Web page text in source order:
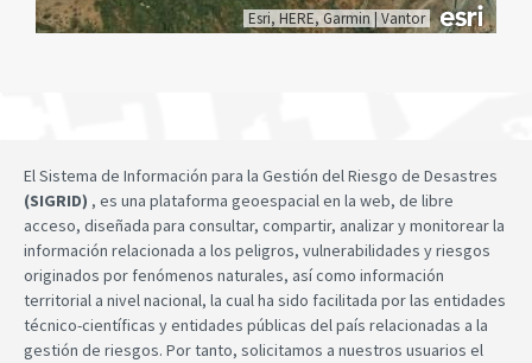
Esri, HERE, Garmin | Vantor
El Sistema de Información para la Gestión del Riesgo de Desastres
(SIGRID) , es una plataforma geoespacial en la web, de libre
acceso, diseñada para consultar, compartir, analizar y monitorear la
información relacionada a los peligros, vulnerabilidades y riesgos
originados por fenómenos naturales, así como información
territorial a nivel nacional, la cual ha sido facilitada por las entidades
técnico-científicas y entidades públicas del país relacionadas a la
gestión de riesgos. Por tanto, solicitamos a nuestros usuarios el